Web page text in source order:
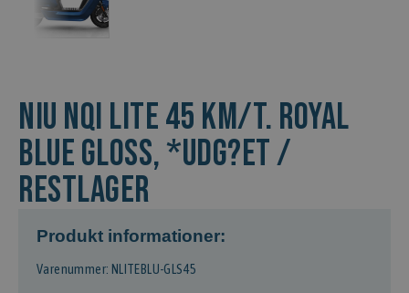
NIU NQi Lite 45 km/t. Royal
Blue Gloss, *Udg?et /
Restlager
Produkt informationer:
Varenummer: NLITEBLU-GLS45